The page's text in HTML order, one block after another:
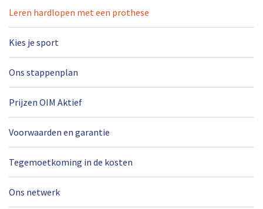
Leren hardlopen met een prothese
Kies je sport
Ons stappenplan
Prijzen OIM Aktief
Voorwaarden en garantie
Tegemoetkoming in de kosten
Ons netwerk